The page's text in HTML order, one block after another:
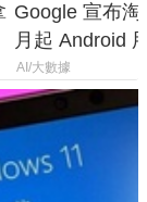
Google 宣布
月起 Android
AI/大數據